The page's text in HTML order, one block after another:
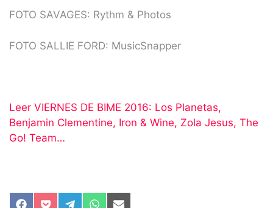
FOTO SAVAGES: Rythm & Photos
FOTO SALLIE FORD: MusicSnapper
Leer VIERNES DE BIME 2016: Los Planetas,
Benjamin Clementine, Iron & Wine, Zola Jesus, The
Go! Team…